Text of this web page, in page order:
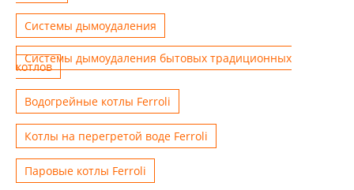
Системы дымоудаления
Системы дымоудаления бытовых традиционных
котлов
Водогрейные котлы Ferroli
Котлы на перегретой воде Ferroli
Паровые котлы Ferroli